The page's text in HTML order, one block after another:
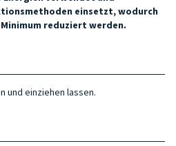
einsetzt, wodurch
Minimum reduziert werden.
und einziehen lassen.